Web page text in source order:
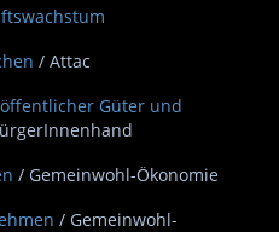
/ Attac
Güter und
/ Gemeinwohl-Ökonomie
/ Gemeinwohl-